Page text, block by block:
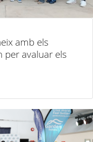
amb els
per avaluar els